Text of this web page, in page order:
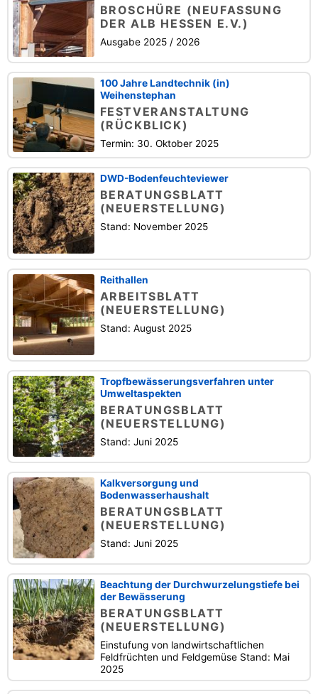
BROSCHÜRE (NEUFASSUNG
DER ALB HESSEN E.V.)
Ausgabe 2025 / 2026
100 Jahre Landtechnik (in)
Weihenstephan
FESTVERANSTALTUNG
(RÜCKBLICK)
Termin: 30. Oktober 2025
DWD-Bodenfeuchteviewer
BERATUNGSBLATT
(NEUERSTELLUNG)
Stand: November 2025
Reithallen
ARBEITSBLATT
(NEUERSTELLUNG)
Stand: August 2025
Tropfbewässerungsverfahren unter
Umweltaspekten
BERATUNGSBLATT
(NEUERSTELLUNG)
Stand: Juni 2025
Kalkversorgung und
Bodenwasserhaushalt
BERATUNGSBLATT
(NEUERSTELLUNG)
Stand: Juni 2025
Beachtung der Durchwurzelungstiefe bei
der Bewässerung
BERATUNGSBLATT
(NEUERSTELLUNG)
Einstufung von landwirtschaftlichen
Feldfrüchten und Feldgemüse Stand: Mai
2025